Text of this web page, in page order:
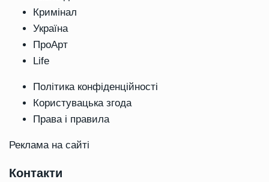
Кримінал
Україна
ПроАрт
Life
Політика конфіденційності
Користувацька згода
Права і правила
Реклама на сайті
Контакти